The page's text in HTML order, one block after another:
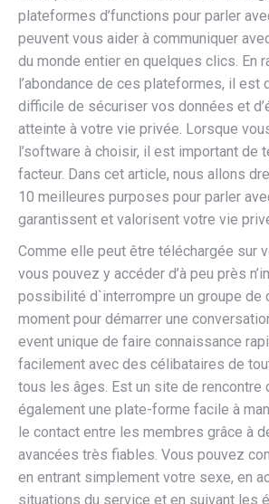
plateformes d’functions pour parler
peuvent vous aider à communiquer
du monde entier en quelques clics. En
l’abondance de ces plateformes, il est
difficile de sécuriser vos données et
atteinte à votre vie privée. Lorsque
l’software à choisir, il est important de
facteur. Dans cet article, nous allons
10 meilleures purposes pour parler
garantissent et valorisent votre vie
Comme elle peut être téléchargée sur
vous pouvez y accéder d’à peu près
possibilité d`interrompre un groupe de
moment pour démarrer une
event unique de faire connaissance
facilement avec des célibataires de
tous les âges. Est un site de rencontre
également une plate-forme facile à
le contact entre les membres grâce à
avancées très fiables. Vous pouvez
en entrant simplement votre sexe, en
situations du service et en suivant les